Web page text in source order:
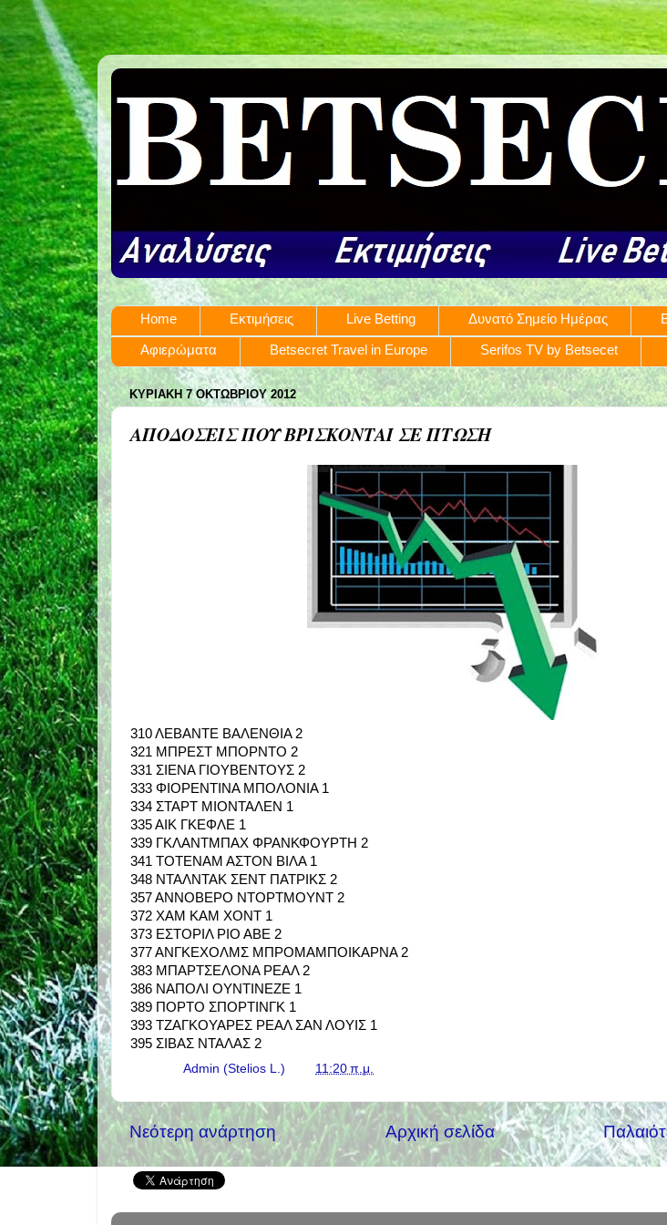
Home Εκτιμήσεις Live Betting Δυνατό Σημείο Ημέρας
Αφιερώματα
Betsecret Travel in Europe Serifos TV by Betsecet
ΚΥΡΙΑΚΉ 7 ΟΚΤΩΒΡΊΟΥ 2012
ΑΠΟΔΟΣΕΙΣ ΠΟΥ ΒΡΙΣΚΟΝΤΑΙ ΣΕ ΠΤΩΣΗ
310 ΛΕΒΑΝΤΕ ΒΑΛΕΝΘΙΑ 2
321 ΜΠΡΕΣΤ ΜΠΟΡΝΤΟ 2
331 ΣΙΕΝΑ ΓΙΟΥΒΕΝΤΟΥΣ 2
333 ΦΙΟΡΕΝΤΙΝΑ ΜΠΟΛΟΝΙΑ 1
334 ΣΤΑΡΤ ΜΙΟΝΤΑΛΕΝ 1
335 ΑΙΚ ΓΚΕΦΛΕ 1
339 ΓΚΛΑΝΤΜΠΑΧ ΦΡΑΝΚΦΟΥΡΤΗ 2
341 ΤΟΤΕΝΑΜ ΑΣΤΟΝ ΒΙΛΑ 1
348 ΝΤΑΛΝΤΑΚ ΣΕΝΤ ΠΑΤΡΙΚΣ 2
357 ΑΝΝΟΒΕΡΟ ΝΤΟΡΤΜΟΥΝΤ 2
372 ΧΑΜ ΚΑΜ ΧΟΝΤ 1
373 ΕΣΤΟΡΙΛ ΡΙΟ ΑΒΕ 2
377 ΑΝΓΚΕΧΟΛΜΣ ΜΠΡΟΜΑΜΠΟΙΚΑΡΝΑ 2
383 ΜΠΑΡΤΣΕΛΟΝΑ ΡΕΑΛ 2
386 ΝΑΠΟΛΙ ΟΥΝΤΙΝΕΖΕ 1
389 ΠΟΡΤΟ ΣΠΟΡΤΙΝΓΚ 1
393 ΤΖΑΓΚΟΥΑΡΕΣ ΡΕΑΛ ΣΑΝ ΛΟΥΙΣ 1
395 ΣΙΒΑΣ ΝΤΑΛΑΣ 2
Admin (Stelios L.) 11:20 π.μ.
Νεότερη ανάρτηση Αρχική σελίδα